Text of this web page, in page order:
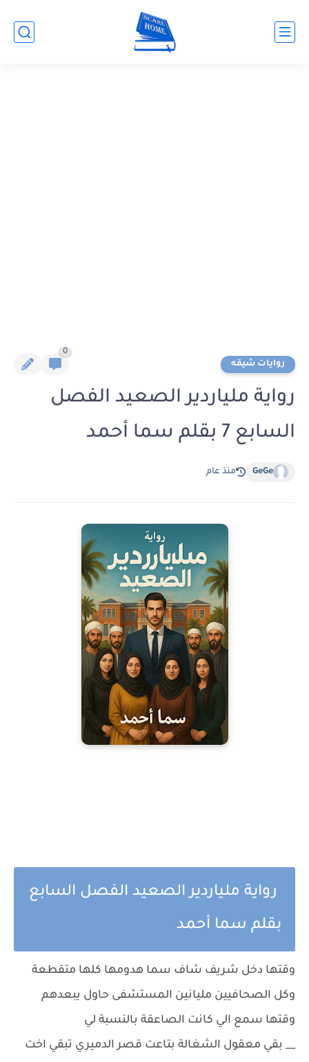
روايات شيقه
0
رواية ملياردير الصعيد الفصل
السابع 7 بقلم سما أحمد
GeGe منذ عام
رواية ملياردير الصعيد الفصل السابع
بقلم سما أحمد
وقتها دخل شريف شاف سما هدومها كلها متقطعة
وكل الصحافيين مليانين المستشفى حاول يبعدهم
وقتها سمع الي كانت الصاعقة بالنسبة لي
__ بقي معقول الشغالة بتاعت قصر الدميري تبقي اخت